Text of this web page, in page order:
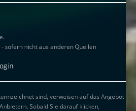
sofern nicht aus anderen Quellen
sind, verweisen auf das Angebot
Sobald Sie darauf klicken,